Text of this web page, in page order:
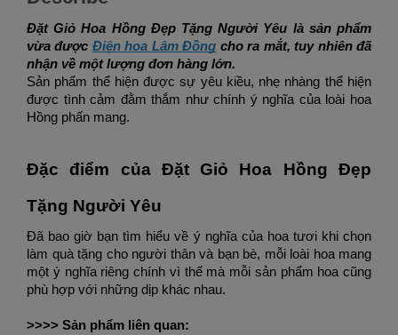
Đặt Giỏ Hoa Hồng Đẹp Tặng Người Yêu là sản phẩm
vừa được Điện hoa Lâm Đồng cho ra mắt, tuy nhiên đã
nhận về một lượng đơn hàng lớn.
Sản phẩm thể hiện được sự yêu kiều, nhẹ nhàng thể hiện
được tình cảm đằm thắm như chính ý nghĩa của loài hoa
Hồng phấn mang.
Đặc điểm của Đặt Giỏ Hoa Hồng Đẹp
Tặng Người Yêu
Đã bao giờ bạn tìm hiểu về ý nghĩa của hoa tươi khi chọn
làm quà tặng cho người thân và bạn bè, mỗi loài hoa mang
một ý nghĩa riêng chính vì thế mà mỗi sản phẩm hoa cũng
phù hợp với những dịp khác nhau.
>>>> Sản phẩm liên quan: